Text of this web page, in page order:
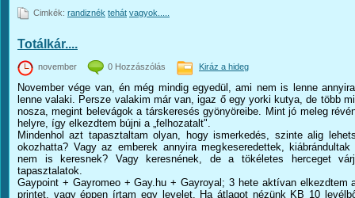
Cimkék: randiznék tehát vagyok.....
Totálkár....
november 0 Hozzászólás Kiráz a hideg
November vége van, én még mindig egyedül, ami nem is lenne
lenne valaki. Persze valakim már van, igaz ő egy yorki kutya, de több
nosza, megint belevágok a társkeresés gyönyöreibe. Mint jó meleg
helyre, így elkezdtem bújni a „felhozatalt".
Mindenhol azt tapasztaltam olyan, hogy ismerkedés, szinte alig
okozhatta? Vagy az emberek annyira megkeseredettek,
nem is keresnek? Vagy keresnének, de a tökéletes herceget
tapasztalatok.
Gaypoint + Gayromeo + Gay.hu + Gayroyal; 3 hete aktívan elkezdtem
printet, vagy éppen írtam egy levelet. Ha átlagot nézünk KB 10